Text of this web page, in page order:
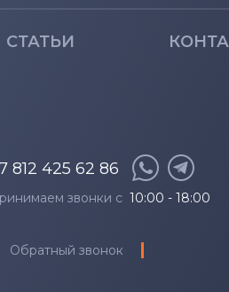
СТАТЬИ
812 425 62 86
звонки с 10:00 - 18:00
Обратный звонок